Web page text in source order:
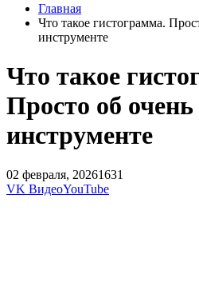
Главная
Что такое гистограмма.
инструменте
Что такое
Просто об
инструменте
02 февраля, 20261631
VK ВидеоYouTube